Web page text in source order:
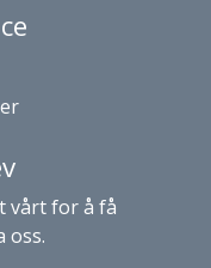
vårt for å få
oss.